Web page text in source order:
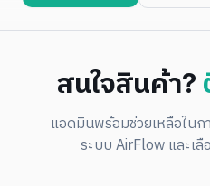
สนใจสินค้า?
แอดมินพร้อมช่วยเหลือใน
ระบบ AirFlow และเ